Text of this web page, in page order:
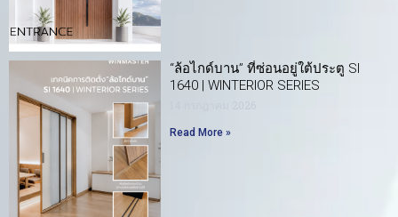
“ล้อไกด์บาน” ที่ซ่อนอยู่ใต้ประตู SI
1640 | WINTERIOR SERIES
Read More »